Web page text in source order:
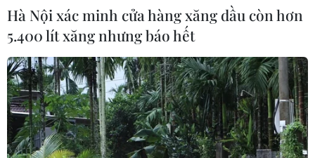
Hà Nội xác minh cửa hàng xăng dầu còn hơn
5.400 lít xăng nhưng báo hết